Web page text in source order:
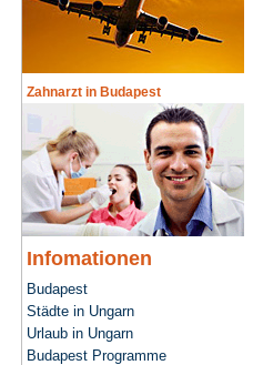
Zahnarzt in Budapest
Infomationen
Budapest
Städte in Ungarn
Urlaub in Ungarn
Budapest Programme